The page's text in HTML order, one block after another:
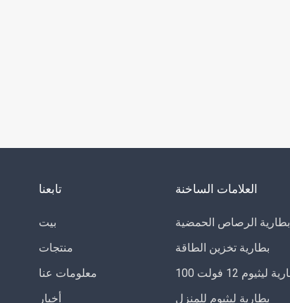
تابعنا
بيت
منتجات
معلومات عنا
أخبار
العلامات الساخنة
بطارية الرصاص الحمضية
بطارية تخزين الطاقة
بطارية ليثيوم للمنزل